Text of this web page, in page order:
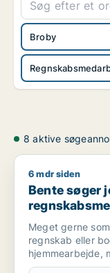
Broby
8 aktive
Bente søger job
6 mdr siden
Bente søger
Meget gerne
regnskab eller
hjemmearbejde,
Sekretær for